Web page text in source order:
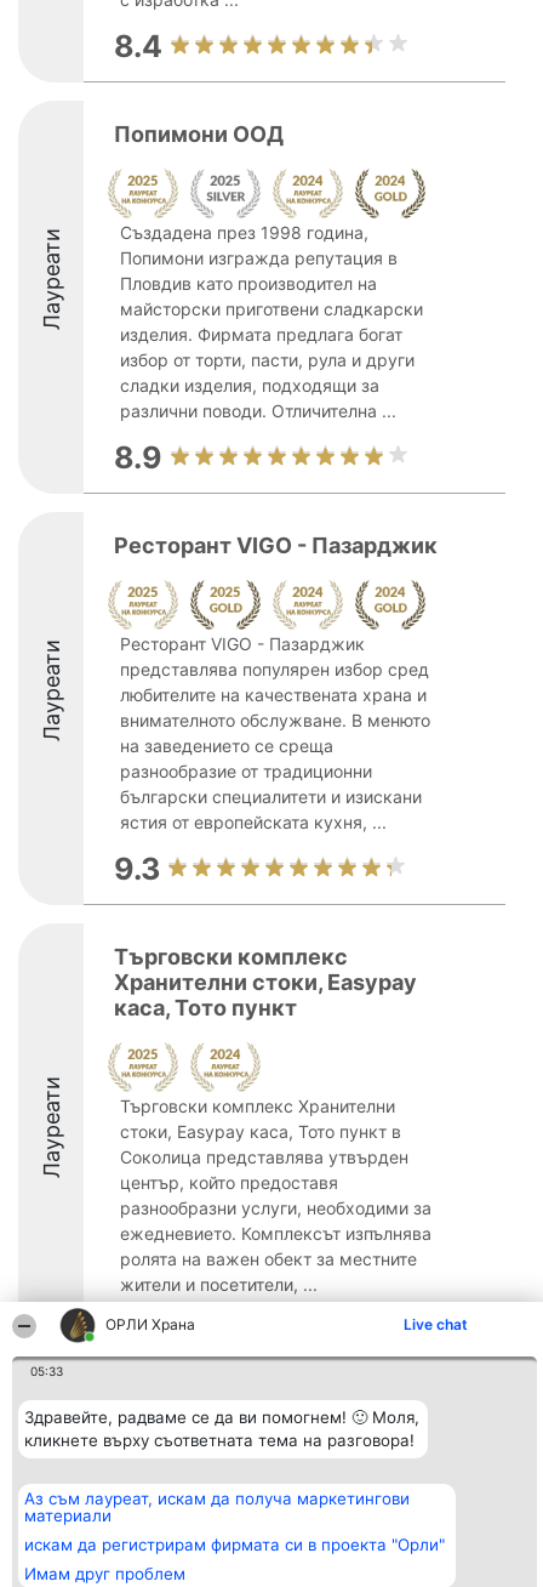
ОРЛИ Храна Live chat
05:33
Здравейте, радваме се да ви помогнем! 🙂 Моля,
кликнете върху съответната тема на разговора!
Аз съм лауреат, искам да получа маркетингови
материали
искам да регистрирам фирмата си в проекта "Орли"
Имам друг проблем
8.4
Лауреати
Попимони ООД
Създадена през 1998 година,
Попимони изгражда репутация в
Пловдив като производител на
майсторски приготвени сладкарски
изделия. Фирмата предлага богат
избор от торти, пасти, рула и други
сладки изделия, подходящи за
различни поводи. Отличителна ...
8.9
Лауреати
Ресторант VIGO - Пазарджик
Ресторант VIGO - Пазарджик
представлява популярен избор сред
любителите на качествената храна и
внимателното обслужване. В менюто
на заведението се среща
разнообразие от традиционни
български специалитети и изискани
ястия от европейската кухня, ...
9.3
Лауреати
Търговски комплекс
Хранителни стоки, Easypay
каса, Тото пункт
Търговски комплекс Хранителни
стоки, Easypay каса, Тото пункт в
Соколица представлява утвърден
център, който предоставя
разнообразни услуги, необходими за
ежедневието. Комплексът изпълнява
ролята на важен обект за местните
жители и посетители, ...
8.3
Организатор на
класиране
Beautiful Company S.R.L.
Sus Nr. 2, Bl. A30, Sc. A, Et.
4, Ap. 13
București 53-238
CUI 36737675
Класация
Списък на
победители
Правила
Политика за
Контакти